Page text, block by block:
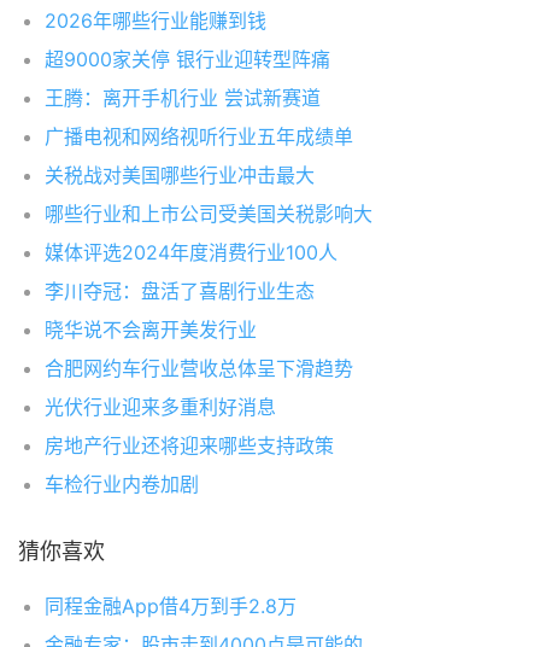
2026年哪些行业能赚到钱
超9000家关停 银行业迎转型阵痛
王腾：离开手机行业 尝试新赛道
广播电视和网络视听行业五年成绩单
关税战对美国哪些行业冲击最大
哪些行业和上市公司受美国关税影响大
媒体评选2024年度消费行业100人
李川夺冠：盘活了喜剧行业生态
晓华说不会离开美发行业
合肥网约车行业营收总体呈下滑趋势
光伏行业迎来多重利好消息
房地产行业还将迎来哪些支持政策
车检行业内卷加剧
猜你喜欢
同程金融App借4万到手2.8万